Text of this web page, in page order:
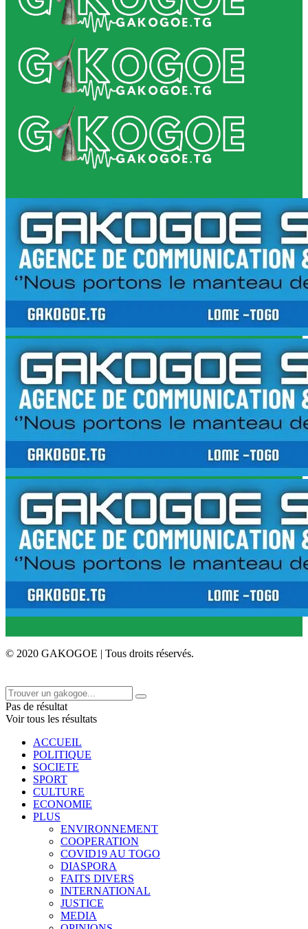
© 2020 GAKOGOE | Tous droits réservés.
Pas de résultat
Voir tous les résultats
ACCUEIL
POLITIQUE
SOCIETE
SPORT
CULTURE
ECONOMIE
PLUS
ENVIRONNEMENT
COOPERATION
COVID19 AU TOGO
DIASPORA
FAITS DIVERS
INTERNATIONAL
JUSTICE
MEDIA